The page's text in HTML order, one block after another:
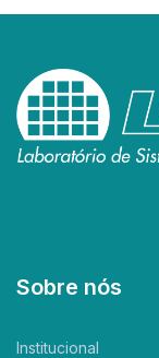
Sobre nós
Institucional